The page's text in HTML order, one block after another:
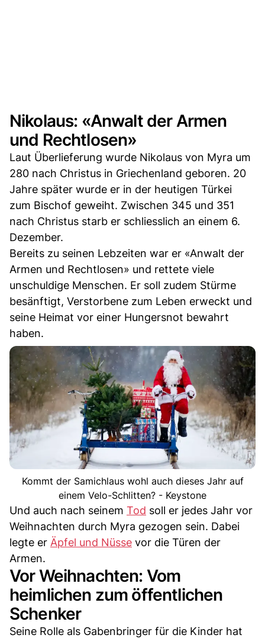
Nikolaus: «Anwalt der Armen
und Rechtlosen»
Laut Überlieferung wurde Nikolaus von Myra um
280 nach Christus in Griechenland geboren. 20
Jahre später wurde er in der heutigen Türkei
zum Bischof geweiht. Zwischen 345 und 351
nach Christus starb er schliesslich an einem 6.
Dezember.
Bereits zu seinen Lebzeiten war er «Anwalt der
Armen und Rechtlosen» und rettete viele
unschuldige Menschen. Er soll zudem Stürme
besänftigt, Verstorbene zum Leben erweckt und
seine Heimat vor einer Hungersnot bewahrt
haben.
Kommt der Samichlaus wohl auch dieses Jahr auf
einem Velo-Schlitten? - Keystone
Und auch nach seinem Tod soll er jedes Jahr vor
Weihnachten durch Myra gezogen sein. Dabei
legte er Äpfel und Nüsse vor die Türen der
Armen.
Vor Weihnachten: Vom
heimlichen zum öffentlichen
Schenker
Seine Rolle als Gabenbringer für die Kinder hat